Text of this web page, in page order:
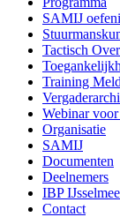
SAMIJ
Tactisch
Training
Webinar
Organisatie
SAMIJ
Documenten
Deelnemers
IBP
Contact